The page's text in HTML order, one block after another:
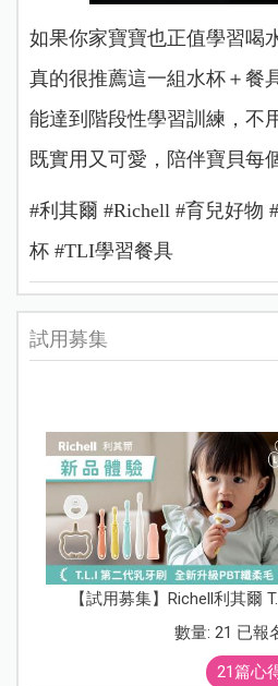
如果你家寶寶也正值學習喝
真的很推薦這一組水杯＋餐
能達到階段性學習訓練，不
既實用又可愛，陪伴寶貝每
#利其爾 #Richell #育兒好物
杯 #TLI學習餐具
試用募集
【試用募集】Richell利其爾
數量: 21 已報
21篇心